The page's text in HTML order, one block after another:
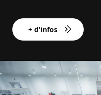
+ d'infos